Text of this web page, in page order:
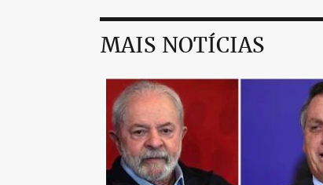
MAIS NOTÍCIAS